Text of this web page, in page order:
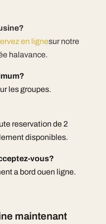
en lignesur notre
halavance.
les groupes.
reservation de 2
disponibles.
vous?
a bord ouen ligne.
maintenant